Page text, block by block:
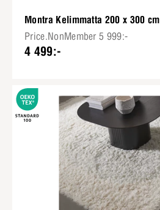
Montra Kelimmatta 200 x 300 cm
Price.NonMember 5 999:-
4 499:-